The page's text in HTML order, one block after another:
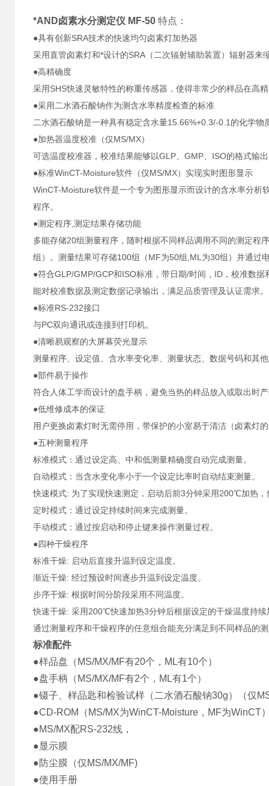
*AND卤素水分测定仪 MF-50 特点：
●具有创新SRA技术的快速均匀卤素灯加热器
采用直管卤素灯和*设计的SRA（二次辐射辅助装置）辐射器来
●高精确度
采用SHS快速灵敏特性的称重传感器，使得非常少的样品在高
●采用二水酒石酸钠作为测含水率精度检查的标准
二水酒石酸钠是一种具有稳定含水量15.66%+0.3/-0.1的化学
●加热器温度校准（仅MS/MX）
可选温度校准器，校准结果能够以GLP、GMP、ISO的格式输
●标准WinCT-Moisture软件（仅MS/MX）实现实时图形显示
WinCT-Moisture软件是一个专为图形显示而设计的含水率分
程序。
●测定程序,测定结果存储功能
多能存储20组测量程序，随时根据不同样品调用不同的测定程
组）。测量结果可存储100组（MF为50组,ML为30组）并通过
●符合GLP/GMP/GCP和ISO标准，带日期/时间，ID，校准数据
能对校准数据及测定数据记录输出，满足品质管理及认证需求。
●标准RS-232接口
与PC双向通讯或连接到打印机。
●清晰易观察的大屏幕荧光显示
测量程序、设定值、含水率变化率、测量状态、数据号码和其
●部件易于操作
符合人体工学而设计的盘手柄，避免当热的样品放入或取出时
●低维修成本的保证
用户更换卤素灯时无需停用，带保护的小室易于清洁（卤素灯
●五种测量程序
标准模式：通过设定高、中和低测量精确度自动完成测量。
自动模式：当含水变化率小于一个设定比率时自动结束测量。
快速模式: 为了实现快速测定，启动后前3分钟采用200℃加热
定时模式：通过设定持续时间来完成测量。
手动模式：通过按启动和停止键来操作测量过程。
●四种干燥程序
标准干燥: 启动后直接升温到设定温度。
渐近干燥: 经过预设时间逐步升温到设定温度。
步序干燥: 根据时间分阶段采用不同温度。
快速干燥: 采用200℃快速加热3分钟后根据设定的干燥温度持续
通过测量程序和干燥程序的任意组合能充分满足到不同样品的
标准配件
●样品盘（MS/MX/MF有20个，ML有10个）
●盘手柄（MS/MX/MF有2个，ML有1个）
●镊子、样品匙和检验试样（二水酒石酸钠30g）（仅
●CD-ROM（MS/MX为WinCT-Moisture，MF为WinCT
●MS/MX配RS-232线，
●显示膜
●防尘膜（仅MS/MX/MF)
●使用手册